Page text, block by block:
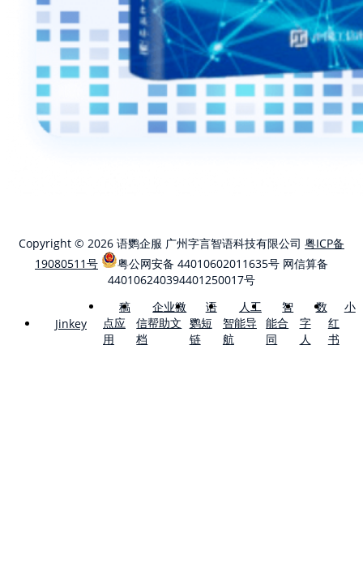
Copyright © 2026 语鹦企服 广州字言智语科技有限公司 粤ICP备
19080511号
粤公网安备 44010602011635号 网信算备
440106240394401250017号
Jinkey
稿
点应
用
企业微
信帮助文
档
语
鹦短
链
人工
智能导
航
智
能合
同
数
字
人
小
红
书